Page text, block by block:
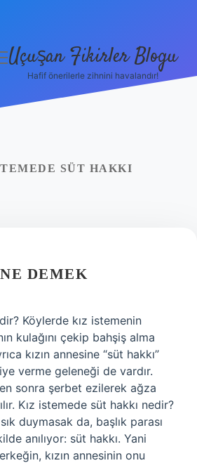
Uçuşan Fikirler Blogu
Hafif önerilerle zihnini havalandır!
SÜT HAKKI
DEMEK
Köylerde kız istemenin
kulağını çekip bahşiş alma
kızın annesine “süt hakkı”
verme geleneği de vardır.
sonra şerbet ezilerek ağza
Kız istemede süt hakkı nedir?
​​duymasak da, başlık parası
anılıyor: süt hakkı. Yani
kızın annesinin onu